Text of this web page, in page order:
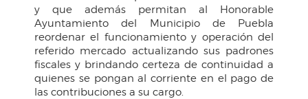
y que además permitan al Honorable
Ayuntamiento del Municipio de Puebla
reordenar el funcionamiento y operación del
referido mercado actualizando sus padrones
fiscales y brindando certeza de continuidad a
quienes se pongan al corriente en el pago de
las contribuciones a su cargo.